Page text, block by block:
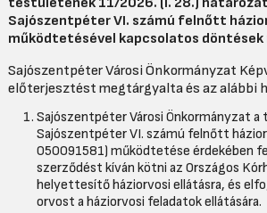
Sajószentpéter VI. számú felnőtt
működtetésével kapcsolatos
Sajószentpéter Városi Önkormányzat
előterjesztést megtárgyalta és az alábbi
Sajószentpéter Városi Önkormányzat
Sajószentpéter VI. számú felnőtt
050091581) működtetése érdekében
szerződést kíván kötni az Országos
helyettesítő háziorvosi ellátásra, és
orvost a háziorvosi feladatok ellátására.